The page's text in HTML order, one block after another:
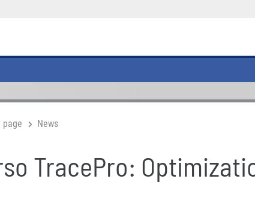
page News
TracePro: